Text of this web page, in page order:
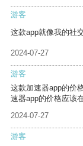
游客
这款app就像我的社
2024-07-27
游客
这款加速器app的价
速器app的价格应该
2024-07-27
游客